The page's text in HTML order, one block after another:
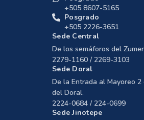
+505 8607-5165
Posgrado
+505 2226-3651
Sede Central
De los semáforos del
2279-1160 / 2269-3103
Sede Doral
De la Entrada al Mayoreo
del Doral.
2224-0684 / 224-0699
Sede Jinotepe